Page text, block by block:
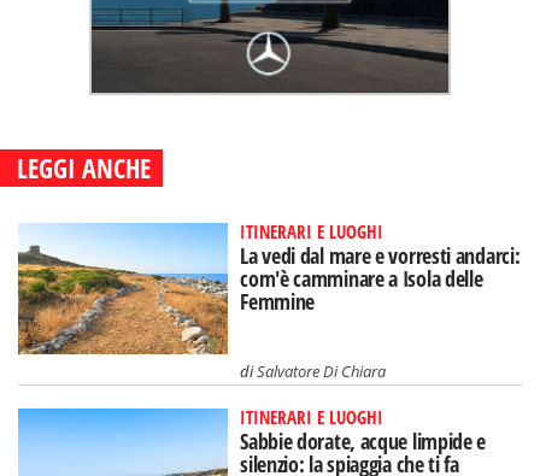
LEGGI ANCHE
ITINERARI E LUOGHI
La vedi dal mare e vorresti andarci:
com'è camminare a Isola delle
Femmine
diSalvatore Di Chiara
ITINERARI E LUOGHI
Sabbie dorate, acque limpide e
silenzio: la spiaggia che ti fa